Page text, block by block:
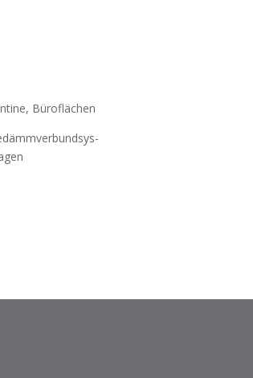
Büro­flä­chen